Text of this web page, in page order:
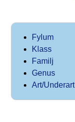
Fylum
Klass
Familj
Genus
Art/Underart